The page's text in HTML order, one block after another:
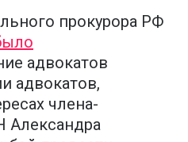
прокурора РФ
адвокатов
адвокатов,
члена-
Александра